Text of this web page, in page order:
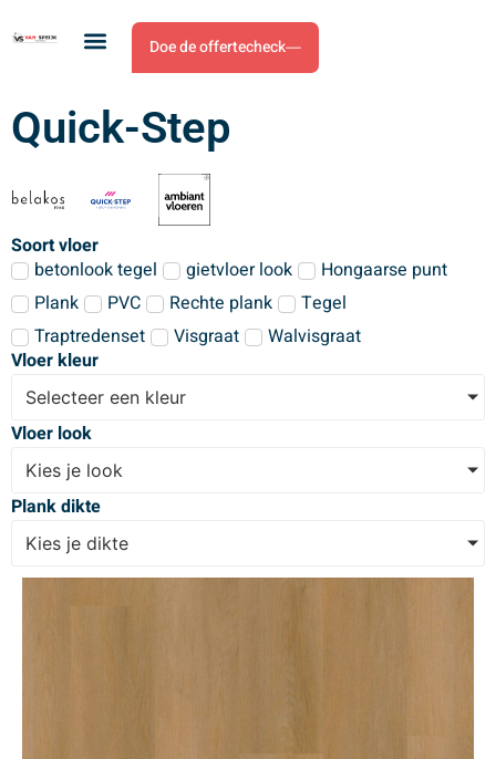
Doe de offertecheck
Quick-Step
Soort vloer
betonlook tegel
gietvloer look
Hongaarse punt
Plank
PVC Rechte plank
Tegel
Traptredenset
Visgraat
Walvisgraat
Vloer kleur
Selecteer een kleur
Vloer look
Kies je look
Plank dikte
Kies je dikte